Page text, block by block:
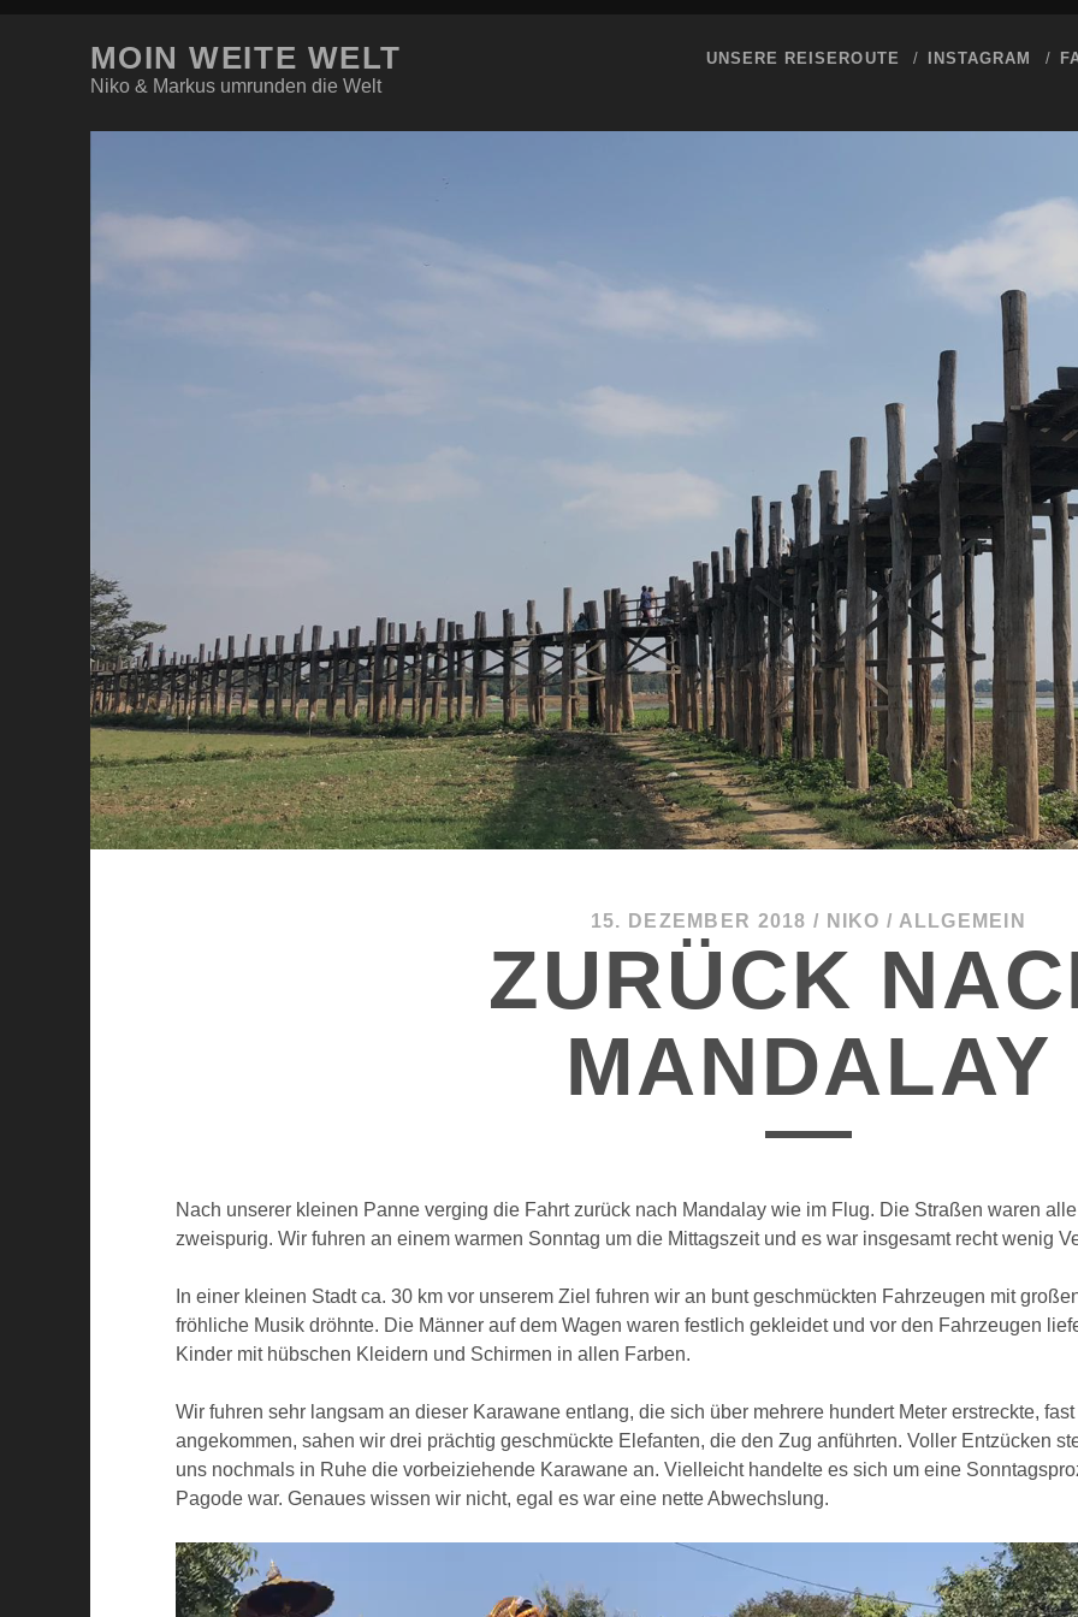
MOIN WEITE WELT
Niko & Markus umrunden die Welt
UNSERE REISEROUTE INSTAGRAM
15. DEZEMBER 2018 / NIKO / ALLGEMEIN
ZURÜCK
MANDALAY
Nach unserer kleinen Panne verging die Fahrt zurück nach Mandalay wie im Flug. Die Straßen waren
zweispurig. Wir fuhren an einem warmen Sonntag um die Mittagszeit und es war insgesamt recht wenig
In einer kleinen Stadt ca. 30 km vor unserem Ziel fuhren wir an bunt geschmückten Fahrzeugen mit
fröhliche Musik dröhnte. Die Männer auf dem Wagen waren festlich gekleidet und vor den Fahrzeugen
Kinder mit hübschen Kleidern und Schirmen in allen Farben.
Wir fuhren sehr langsam an dieser Karawane entlang, die sich über mehrere hundert Meter erstreckte,
angekommen, sahen wir drei prächtig geschmückte Elefanten, die den Zug anführten. Voller Entzücken
uns nochmals in Ruhe die vorbeiziehende Karawane an. Vielleicht handelte es sich um eine
Pagode war. Genaues wissen wir nicht, egal es war eine nette Abwechslung.
Video-
Player